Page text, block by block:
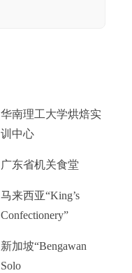
华南理工大学烘焙实
训中心
广东省机关食堂
马来西亚“King’s
Confectionery”
新加坡“Bengawan
Solo